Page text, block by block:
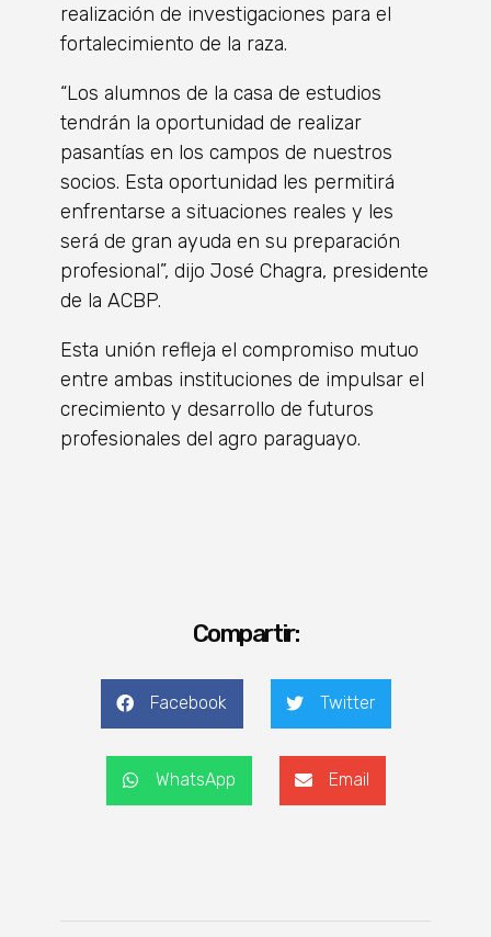
realización de investigaciones para el
fortalecimiento de la raza.
“Los alumnos de la casa de estudios
tendrán la oportunidad de realizar
pasantías en los campos de nuestros
socios. Esta oportunidad les permitirá
enfrentarse a situaciones reales y les
será de gran ayuda en su preparación
profesional”, dijo José Chagra, presidente
de la ACBP.
Esta unión refleja el compromiso mutuo
entre ambas instituciones de impulsar el
crecimiento y desarrollo de futuros
profesionales del agro paraguayo.
Compartir:
Facebook Twitter
WhatsApp Email